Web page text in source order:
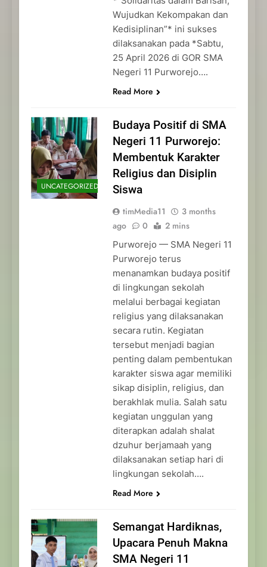
Wujudkan Kekompakan dan
Kedisiplinan”* ini sukses
dilaksanakan pada *Sabtu,
25 April 2026 di GOR SMA
Negeri 11 Purworejo….
Read More
UNCATEGORIZED
Budaya Positif di SMA
Negeri 11 Purworejo:
Membentuk Karakter
Religius dan Disiplin
Siswa
timMedia11
3 months
ago
0 2 mins
Purworejo — SMA Negeri 11
Purworejo terus
menanamkan budaya positif
di lingkungan sekolah
melalui berbagai kegiatan
religius yang dilaksanakan
secara rutin. Kegiatan
tersebut menjadi bagian
penting dalam pembentukan
karakter siswa agar memiliki
sikap disiplin, religius, dan
berakhlak mulia. Salah satu
kegiatan unggulan yang
diterapkan adalah shalat
dzuhur berjamaah yang
dilaksanakan setiap hari di
lingkungan sekolah….
Read More
Semangat Hardiknas,
Upacara Penuh Makna
SMA Negeri 11